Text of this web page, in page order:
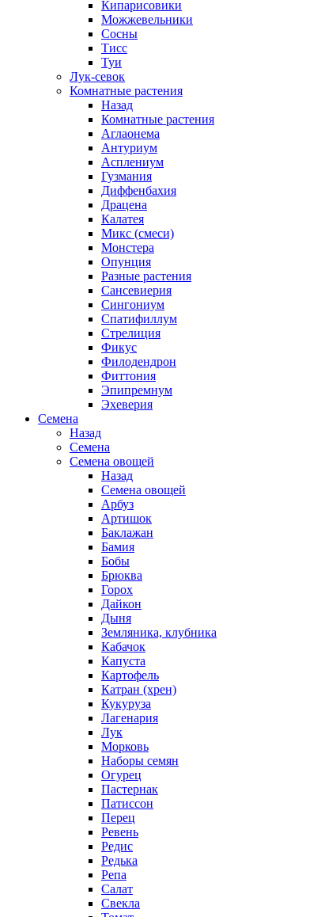
Кипарисовики
Можжевельники
Сосны
Тисс
Туи
Лук-севок
Комнатные растения
Назад
Комнатные растения
Аглаонема
Антуриум
Асплениум
Гузмания
Диффенбахия
Драцена
Калатея
Микс (смеси)
Монстера
Опунция
Разные растения
Сансевиерия
Сингониум
Спатифиллум
Стрелиция
Фикус
Филодендрон
Фиттония
Эпипремнум
Эхеверия
Семена
Назад
Семена
Семена овощей
Назад
Семена овощей
Арбуз
Артишок
Баклажан
Бамия
Бобы
Брюква
Горох
Дайкон
Дыня
Земляника, клубника
Кабачок
Капуста
Картофель
Катран (хрен)
Кукуруза
Лагенария
Лук
Морковь
Наборы семян
Огурец
Пастернак
Патиссон
Перец
Ревень
Редис
Редька
Репа
Салат
Свекла